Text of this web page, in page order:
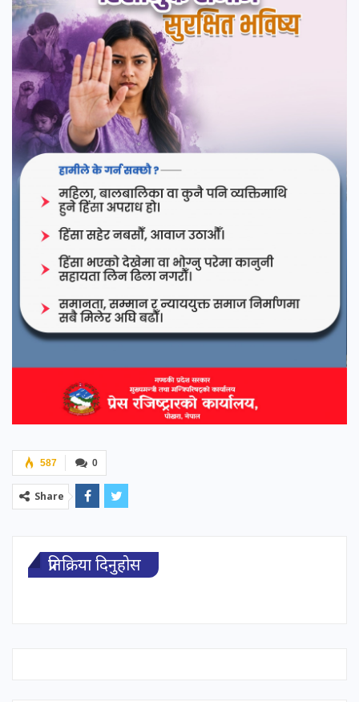
0
587
Share
प्रतिक्रिया दिनुहोस